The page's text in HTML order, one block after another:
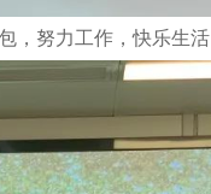
，努力工作，快乐生活